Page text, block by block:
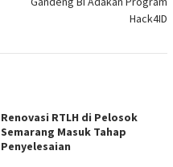
Hack4ID
Renovasi RTLH di Pelosok
Semarang Masuk Tahap
Penyelesaian